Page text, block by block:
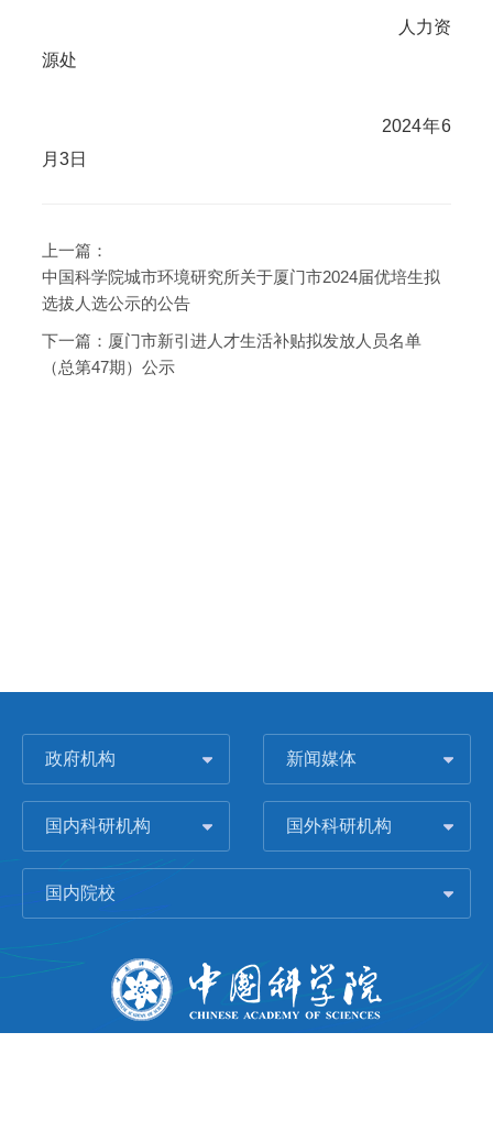
人力资
源处
2024年6
月3日
上一篇：
中国科学院城市环境研究所关于厦门市2024届优培生拟
选拔人选公示的公告
下一篇： 厦门市新引进人才生活补贴拟发放人员名单
（总第47期）公示
政府机构 新闻媒体
国内科研机构 国外科研机构
国内院校